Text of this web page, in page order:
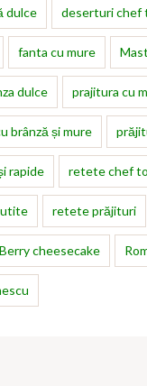
dulce deserturi chef
fanta cu mure
dulce prajitura cu
brânză și mure
rapide retete chef
retete prăjituri
cheesecake